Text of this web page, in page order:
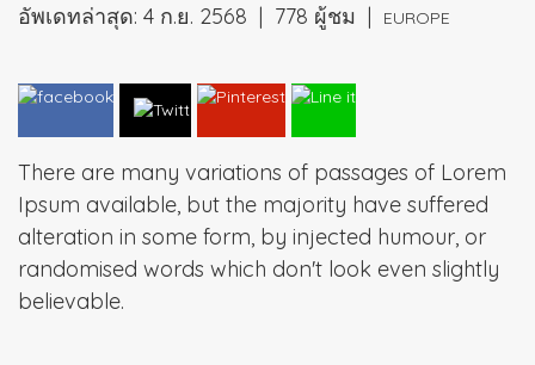
อัพเดทล่าสุด: 4 ก.ย. 2568 | 778 ผู้ชม | EUROPE
There are many variations of passages of Lorem
Ipsum available, but the majority have suffered
alteration in some form, by injected humour, or
randomised words which don't look even slightly
believable.